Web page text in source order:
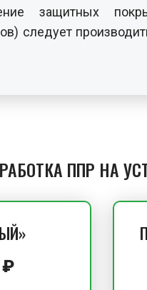
защитных
следует
ППР НА
₽